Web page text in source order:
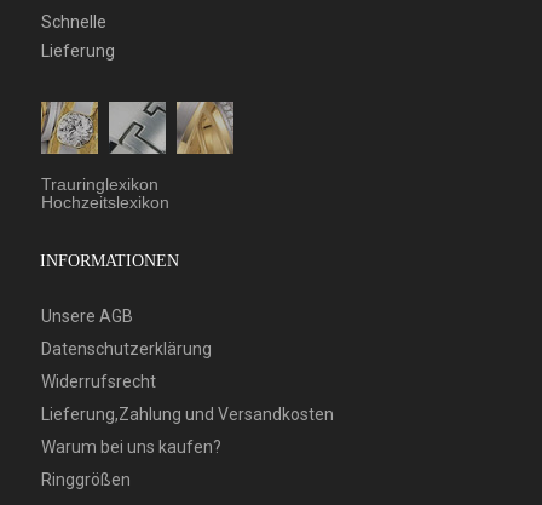
Schnelle
Lieferung
Trauringlexikon
Hochzeitslexikon
INFORMATIONEN
Unsere AGB
Datenschutzerklärung
Widerrufsrecht
Lieferung,Zahlung und Versandkosten
Warum bei uns kaufen?
Ringgrößen